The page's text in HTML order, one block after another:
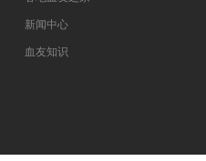
新闻中心
血友知识